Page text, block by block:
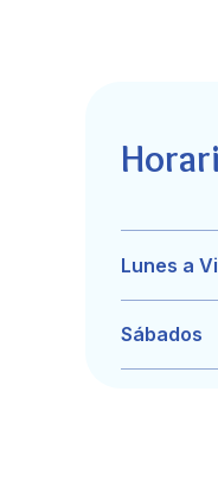
Lunes a
Sábados